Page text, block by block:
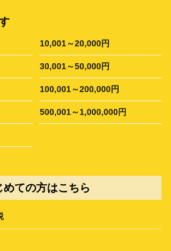
10,001～20,000円
30,001～50,000円
100,001～200,000円
500,001～1,000,000円
めての方はこちら